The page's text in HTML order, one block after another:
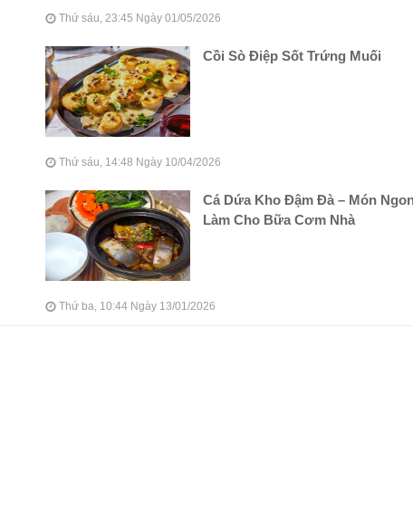
Thứ sáu, 23:45 Ngày 01/05/2026
Cồi Sò Điệp Sốt Trứng Muối
Thứ sáu, 14:48 Ngày 10/04/2026
Cá Dứa Kho Đậm Đà – Món
Làm Cho Bữa Cơm Nhà
Thứ ba, 10:44 Ngày 13/01/2026